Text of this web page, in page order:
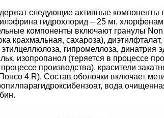
следующие активные компоненты
гидрохлорид – 25 мг,
компоненты включают гранулы
крахмальная, сахароза),
гипромеллоза, динатрия
изопропанол (теряется в процессе
процессе производства), красители
4 R). Состав оболочки включает
вода